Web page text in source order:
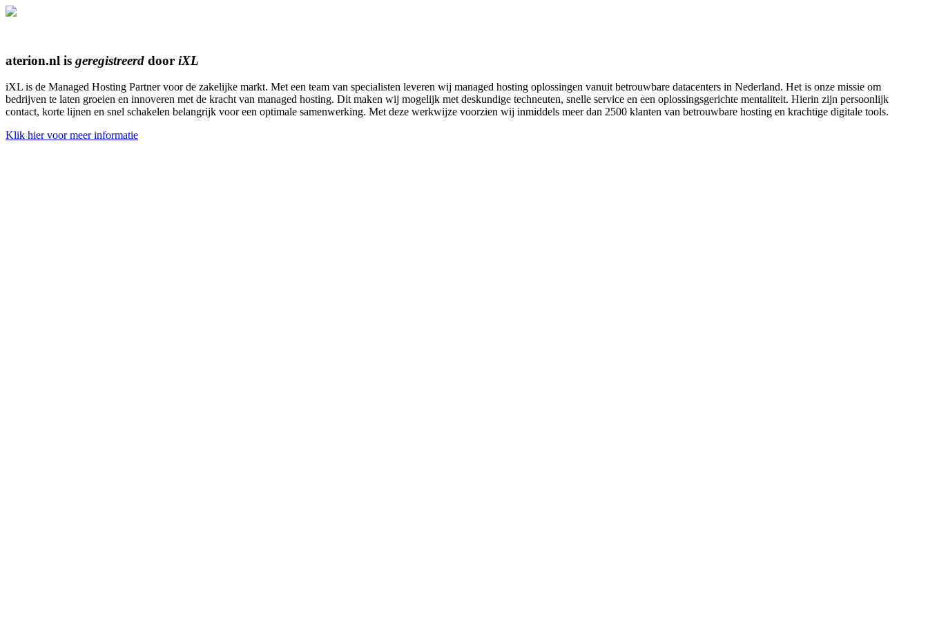
aterion.nl is geregistreerd door iXL
iXL is de Managed Hosting Partner voor de zakelijke markt. Met een team van specialisten leveren wij managed hosting oplossingen vanuit betrouwbare datacenters in Nederland. Het is onze missie om
bedrijven te laten groeien en innoveren met de kracht van managed hosting. Dit maken wij mogelijk met deskundige techneuten, snelle service en een oplossingsgerichte mentaliteit. Hierin zijn persoonlijk
contact, korte lijnen en snel schakelen belangrijk voor een optimale samenwerking. Met deze werkwijze voorzien wij inmiddels meer dan 2500 klanten van betrouwbare hosting en krachtige digitale tools.
Klik hier voor meer informatie